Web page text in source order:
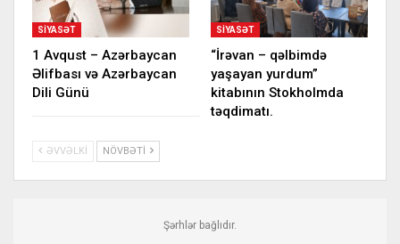
SIYASƏT
1 Avqust – Azərbaycan
Əlifbası və Azərbaycan
Dili Günü
SIYASƏT
“İrəvan – qəlbimdə
yaşayan yurdum”
kitabının Stokholmda
təqdimatı.
ƏVVƏLKI NÖVBƏTI
Şərhlər bağlıdır.